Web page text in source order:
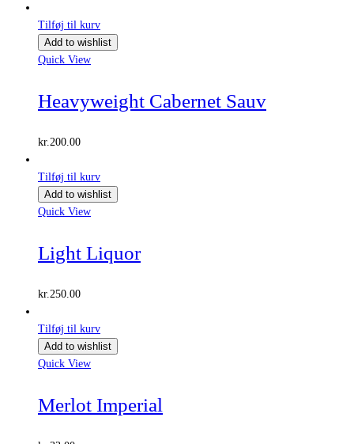
Tilføj til kurv
Add to wishlist
Quick View
Heavyweight Cabernet Sauv
kr. 200.00
Tilføj til kurv
Add to wishlist
Quick View
Light Liquor
kr. 250.00
Tilføj til kurv
Add to wishlist
Quick View
Merlot Imperial